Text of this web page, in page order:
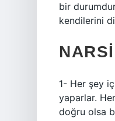
bir
kendilerini
1- Her şey
yaparlar.
doğru olsa